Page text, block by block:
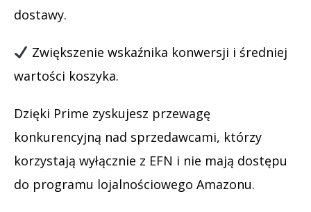
dostawy.
Zwiększenie wskaźnika konwersji i średniej
wartości koszyka.
Dzięki Prime zyskujesz przewagę
konkurencyjną nad sprzedawcami, którzy
korzystają wyłącznie z EFN i nie mają dostępu
do programu lojalnościowego Amazonu.